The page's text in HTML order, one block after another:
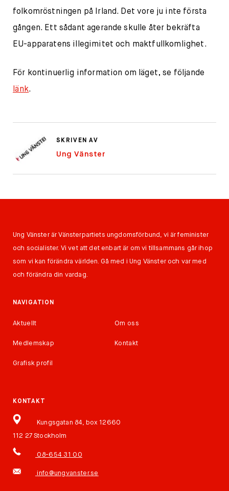
folkomröstningen på Irland. Det vore ju inte första
gången. Ett sådant agerande skulle åter bekräfta
EU-apparatens illegimitet och maktfullkomlighet.
För kontinuerlig information om läget, se följande
länk.
SKRIVEN AV
Ung Vänster
Ung Vänster är Vänsterpartiets ungdomsförbund, vi är feminister
och socialister. Vi vet att det enbart är om vi tillsammans går ihop
som vi kan förändra världen. Gå med i Ung Vänster och var med
och förändra din vardag.
NAVIGATION
Aktuellt Om oss
Medlemskap Kontakt
Grafisk profil
KONTAKT
Kungsgatan 84, box 12660
112 27 Stockholm
08-654 31 00
info@ungvanster.se